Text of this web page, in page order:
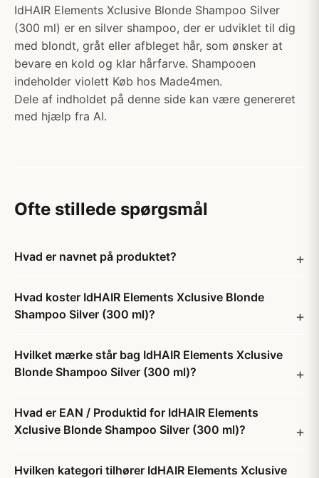
IdHAIR Elements Xclusive Blonde Shampoo Silver
(300 ml) er en silver shampoo, der er udviklet til dig
med blondt, gråt eller afbleget hår, som ønsker at
bevare en kold og klar hårfarve. Shampooen
indeholder violett Køb hos Made4men.
Dele af indholdet på denne side kan være genereret
med hjælp fra AI.
Ofte stillede spørgsmål
Hvad er navnet på produktet?
Hvad koster IdHAIR Elements Xclusive Blonde
Shampoo Silver (300 ml)?
Hvilket mærke står bag IdHAIR Elements Xclusive
Blonde Shampoo Silver (300 ml)?
Hvad er EAN / Produktid for IdHAIR Elements
Xclusive Blonde Shampoo Silver (300 ml)?
Hvilken kategori tilhører IdHAIR Elements Xclusive